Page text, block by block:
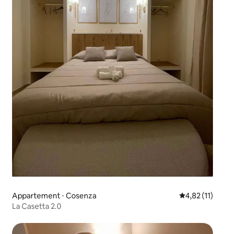
Appartement ⋅ Cosenza Évaluation
4,82 (11)
La Casetta 2.0